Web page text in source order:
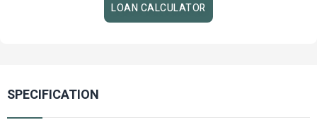
LOAN CALCULATOR
SPECIFICATION